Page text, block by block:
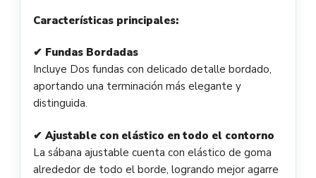
Características principales:
✔ Fundas Bordadas
Incluye Dos fundas con delicado detalle bordado,
aportando una terminación más elegante y
distinguida.
✔ Ajustable con elástico en todo el contorno
La sábana ajustable cuenta con elástico de goma
alrededor de todo el borde, logrando mejor agarre